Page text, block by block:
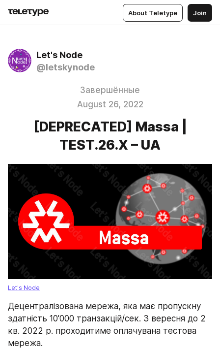
About Teletype Join
Let's Node
@letskynode
Завершённые
August 26, 2022
[DEPRECATED] Massa |
TEST.26.X – UA
Let's Node
Децентралізована мережа, яка має пропускну
здатність 10'000 транзакцій/сек. З вересня до 2
кв. 2022 р. проходитиме оплачувана тестова
мережа.